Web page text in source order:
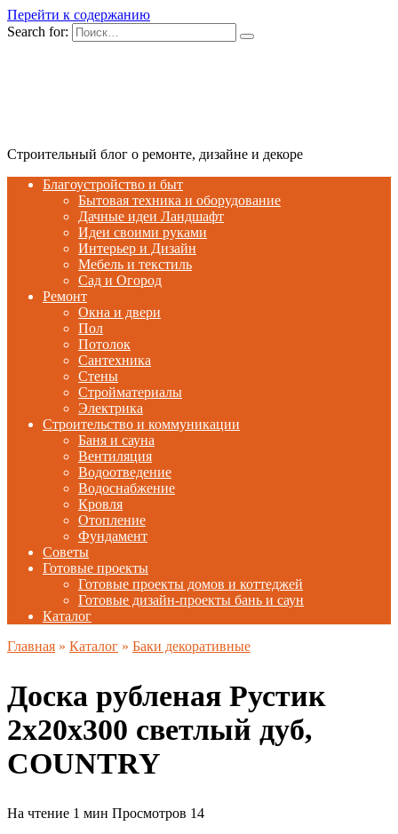
Перейти к содержанию
Search for:
Строительный блог о ремонте, дизайне и декоре
Благоустройство и быт
Бытовая техника и оборудование
Дачные идеи Ландшафт
Идеи своими руками
Интерьер и Дизайн
Мебель и текстиль
Сад и Огород
Ремонт
Окна и двери
Пол
Потолок
Сантехника
Стены
Стройматериалы
Электрика
Строительство и коммуникации
Баня и сауна
Вентиляция
Водоотведение
Водоснабжение
Кровля
Отопление
Фундамент
Советы
Готовые проекты
Готовые проекты домов и коттеджей
Готовые дизайн-проекты бань и саун
Каталог
Главная » Каталог » Баки декоративные
Доска рубленая Рустик
2х20х300 светлый дуб,
COUNTRY
На чтение 1 мин Просмотров 14